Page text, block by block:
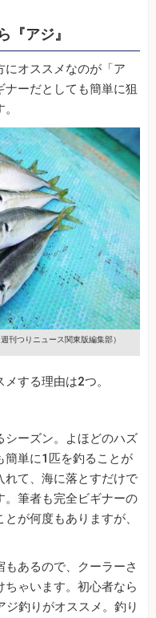
『アジ』
にオススメなのが「ア
ーだとしても簡単に狙
週刊つりニュース関東版編集部）
する理由は2つ。
シーズン。よほどのハズ
簡単に1匹を釣ることが
れて、海に落とすだけで
。筆者も完全ビギナーの
が何度もありますが、
あるので、クーラーさ
ゃいます。初心者なら
ジ釣りがオススメ。釣り